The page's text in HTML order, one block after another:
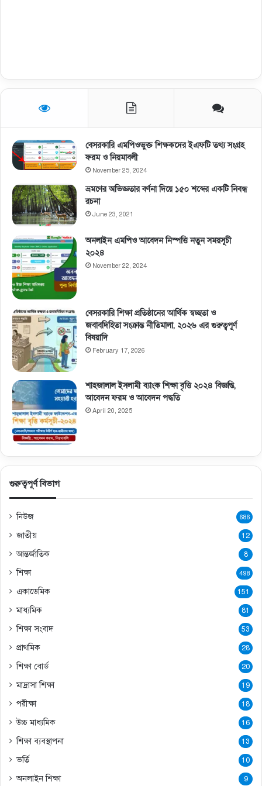
বেসরকারি এমপিওভুক্ত শিক্ষকদের ইএফটি তথ্য সংগ্রহ
ফরম ও নিয়মাবলী
November 25, 2024
ভ্রমণের অভিজ্ঞতার বর্ণনা দিয়ে ১৫০ শব্দের একটি নিবন্ধ
রচনা
June 23, 2021
অনলাইন এমপিও আবেদন নিস্পত্তি নতুন সময়সূচী
২০২৪
November 22, 2024
বেসরকারি শিক্ষা প্রতিষ্ঠানের আর্থিক স্বচ্ছতা ও
জবাবদিহিতা সংক্রান্ত নীতিমালা, ২০২৬ এর গুরুত্বপূর্ণ
বিষয়াদি
February 17, 2026
শাহজালাল ইসলামী ব্যাংক শিক্ষা বৃত্তি ২০২৪ বিজ্ঞপ্তি,
আবেদন ফরম ও আবেদন পদ্ধতি
April 20, 2025
গুরুত্বপূর্ণ বিভাগ
নিউজ 686
জাতীয় 12
আন্তর্জাতিক 8
শিক্ষা 498
একাডেমিক 151
মাধ্যমিক 81
শিক্ষা সংবাদ 53
প্রাথমিক 28
শিক্ষা বোর্ড 20
মাদ্রাসা শিক্ষা 19
পরীক্ষা 18
উচ্চ মাধ্যমিক 16
শিক্ষা ব্যবস্থাপনা 13
ভর্তি 10
অনলাইন শিক্ষা 9